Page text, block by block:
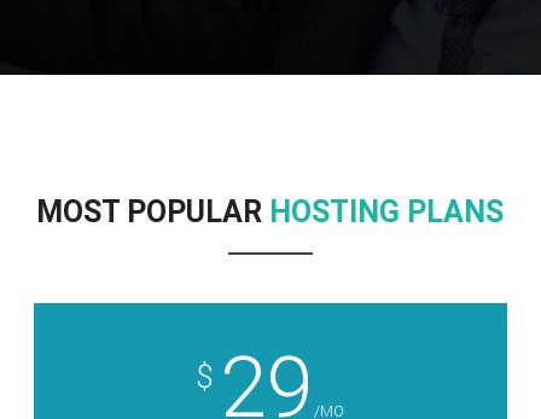
MOST POPULAR HOSTING PLANS
$ 29/MO